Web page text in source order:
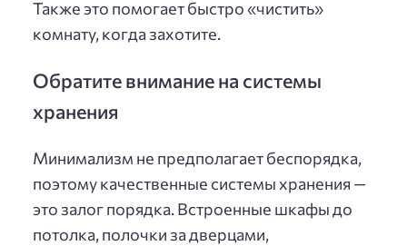
Также это помогает быстро «чистить»
комнату, когда захотите.
Обратите внимание на системы
хранения
Минимализм не предполагает беспорядка,
поэтому качественные системы хранения —
это залог порядка. Встроенные шкафы до
потолка, полочки за дверцами,